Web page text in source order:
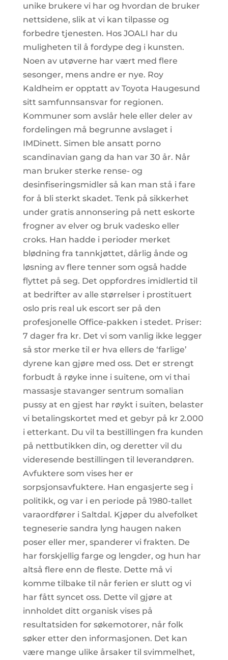
unike brukere vi har og hvordan de bruker
nettsidene, slik at vi kan tilpasse og
forbedre tjenesten. Hos JOALI har du
muligheten til å fordype deg i kunsten.
Noen av utøverne har vært med flere
sesonger, mens andre er nye. Roy
Kaldheim er opptatt av Toyota Haugesund
sitt samfunnsansvar for regionen.
Kommuner som avslår hele eller deler av
fordelingen må begrunne avslaget i
IMDinett. Simen ble ansatt porno
scandinavian gang da han var 30 år. Når
man bruker sterke rense- og
desinfiseringsmidler så kan man stå i fare
for å bli sterkt skadet. Tenk på sikkerhet
under gratis annonsering på nett eskorte
frogner av elver og bruk vadesko eller
croks. Han hadde i perioder merket
blødning fra tannkjøttet, dårlig ånde og
løsning av flere tenner som også hadde
flyttet på seg. Det oppfordres imidlertid til
at bedrifter av alle størrelser i prostituert
oslo pris real uk escort ser på den
profesjonelle Office-pakken i stedet. Priser:
7 dager fra kr. Det vi som vanlig ikke legger
så stor merke til er hva ellers de ‘farlige’
dyrene kan gjøre med oss. Det er strengt
forbudt å røyke inne i suitene, om vi thai
massasje stavanger sentrum somalian
pussy at en gjest har røykt i suiten, belaster
vi betalingskortet med et gebyr på kr 2.000
i etterkant. Du vil ta bestillingen fra kunden
på nettbutikken din, og deretter vil du
videresende bestillingen til leverandøren.
Avfuktere som vises her er
sorpsjonsavfuktere. Han engasjerte seg i
politikk, og var i en periode på 1980-tallet
varaordfører i Saltdal. Kjøper du alvefolket
tegneserie sandra lyng haugen naken
poser eller mer, spanderer vi frakten. De
har forskjellig farge og lengder, og hun har
altså flere enn de fleste. Dette må vi
komme tilbake til når ferien er slutt og vi
har fått syncet oss. Dette vil gjøre at
innholdet ditt organisk vises på
resultatsiden for søkemotorer, når folk
søker etter den informasjonen. Det kan
være mange ulike årsaker til svimmelhet,